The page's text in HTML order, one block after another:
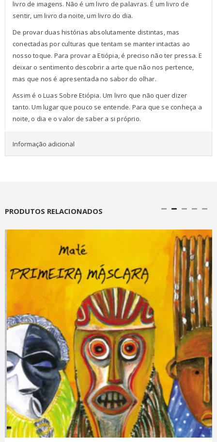
livro de imagens. Não é um livro de palavras. É um livro de
sentir, um livro da noite, um livro do dia.
De provar duas histórias absolutamente distintas, mas
conectadas por culturas que tentam se manter intactas ao
nosso toque. Para provar a Etiópia, é preciso não ter pressa. E
deixar o sentimento descobrir a arte que não nos pertence,
mas que nos é apresentada no sabor do olhar.
Assim é o Luas Sobre Etiópia. Um livro que não quer dizer
tanto. Um lugar que pouco se entende. Para que se conheça a
noite, o dia e o valor de saber a si próprio.
Informação adicional
PRODUTOS RELACIONADOS